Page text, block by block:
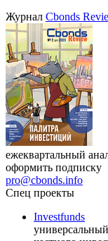
Журнал Cbonds
ежеквартальный
оформить подписку
pro@cbonds.info
Спец проекты
Investfunds